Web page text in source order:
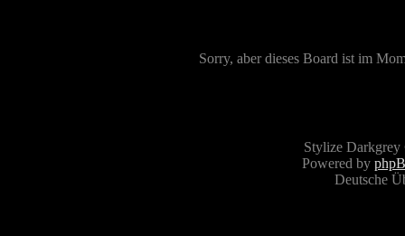
Sorry, aber dieses Board ist im
Stylize
Powered by
Deutsche